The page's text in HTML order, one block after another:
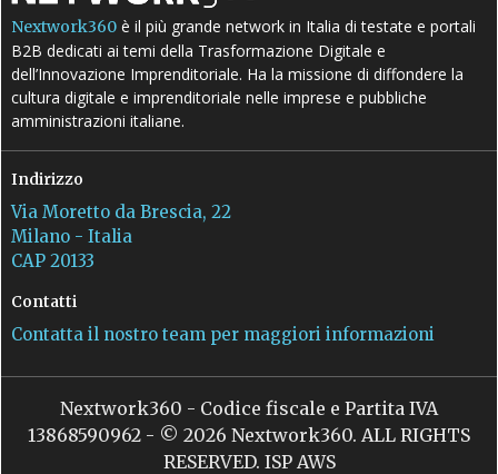
Nextwork360 è il più grande network in Italia di testate e portali
B2B dedicati ai temi della Trasformazione Digitale e
dell’Innovazione Imprenditoriale. Ha la missione di diffondere la
cultura digitale e imprenditoriale nelle imprese e pubbliche
amministrazioni italiane.
Indirizzo
Via Moretto da Brescia, 22
Milano - Italia
CAP 20133
Contatti
Contatta il nostro team per maggiori informazioni
Nextwork360 - Codice fiscale e Partita IVA
13868590962 - © 2026 Nextwork360. ALL RIGHTS
RESERVED. ISP AWS